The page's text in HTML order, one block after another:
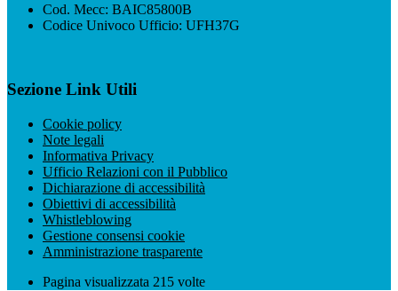
Cod. Mecc: BAIC85800B
Codice Univoco Ufficio: UFH37G
Sezione Link Utili
Cookie policy
Note legali
Informativa Privacy
Ufficio Relazioni con il Pubblico
Dichiarazione di accessibilità
Obiettivi di accessibilità
Whistleblowing
Gestione consensi cookie
Amministrazione trasparente
Pagina visualizzata 215 volte